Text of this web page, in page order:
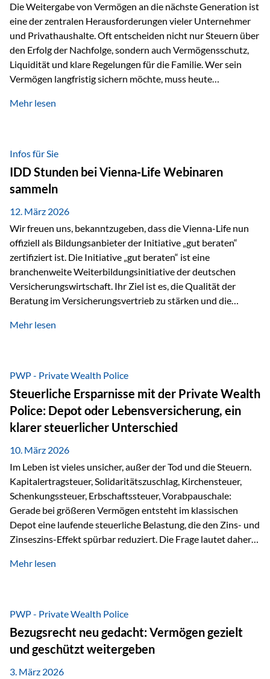
Die Weitergabe von Vermögen an die nächste Generation ist
eine der zentralen Herausforderungen vieler Unternehmer
und Privathaushalte. Oft entscheiden nicht nur Steuern über
den Erfolg der Nachfolge, sondern auch Vermögensschutz,
Liquidität und klare Regelungen für die Familie. Wer sein
Vermögen langfristig sichern möchte, muss heute
„Erfolgsformel Liechtenstein“, herausgegeben und verfasst
Vermögensschutz strategisch miteinander verbindet.
Warum klassische Nachfolgeplanung oft scheitert Viele
Vermögen werden erst im Todesfall übertragen. Das kann zu
Problemen führen: Hohe Erbschaftsteuern Streitigkeiten
zwischen Erben Liquiditätsprobleme bei Immobilien…
Mehr lesen
Infos für Sie
IDD Stunden bei Vienna-Life Webinaren
sammeln
12. März 2026
Wir freuen uns, bekanntzugeben, dass die Vienna-Life nun
offiziell als Bildungsanbieter der Initiative „gut beraten“
zertifiziert ist. Die Initiative „gut beraten“ ist eine
branchenweite Weiterbildungsinitiative der deutschen
Versicherungswirtschaft. Ihr Ziel ist es, die Qualität der
Beratung im Versicherungsvertrieb zu stärken und die
Personen transparent zu dokumentieren. Seit der
Stunden pro Jahr für vertrieblich tätige Personen in der
Versicherungsbranche. Über die Weiterbildungsdatenbank
von „gut beraten“ können absolvierte Bildungsmaßnahmen
zentral erfasst und dokumentiert werden. „gut beraten“
zertifiziert Als zertifizierter Bildungsanbieter können unsere
Webinare nun für die…
Mehr lesen
PWP - Private Wealth Police
Steuerliche Ersparnisse mit der Private Wealth
Police: Depot oder Lebensversicherung, ein
klarer steuerlicher Unterschied
10. März 2026
Im Leben ist vieles unsicher, außer der Tod und die Steuern.
Kapitalertragsteuer, Solidaritätszuschlag, Kirchensteuer,
Schenkungssteuer, Erbschaftssteuer, Vorabpauschale:
Gerade bei größeren Vermögen entsteht im klassischen
Depot eine laufende steuerliche Belastung, die den Zins- und
Zinseszins-Effekt spürbar reduziert. Die Frage lautet daher:
nicht laufend Kapital entziehen – sondern möglichst lange im
Privatdepot fallen an: Abgeltungssteuer Fondsbesteuerung
(Vorabpauschale, Teilfreistellung) Kein steuerlicher Abzug
der Vermögensverwaltungs-Gebühren /
Depotbankgebühren Jährliches Steuerreporting erforderlich
Zinsen, Dividenden und Kursgewinne werden laufend
Mehr lesen
PWP - Private Wealth Police
Bezugsrecht neu gedacht: Vermögen gezielt
und geschützt weitergeben
3. März 2026